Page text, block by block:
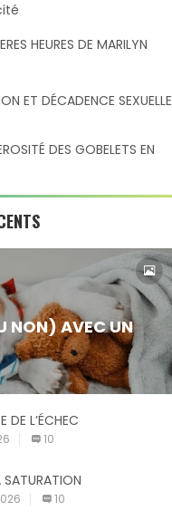
HEURES DE MARILYN
ET DÉCADENCE SEXUELLE
DES GOBELETS EN
NON) AVEC UN
très controversé.
que la présence de
DE L’ÉCHEC
10
SATURATION
10